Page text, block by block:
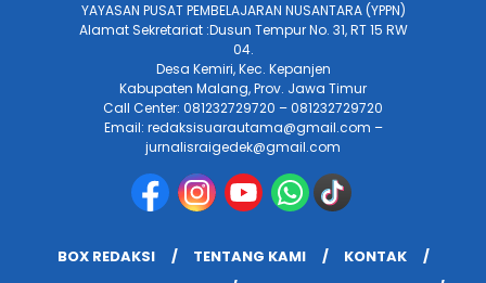
YAYASAN PUSAT PEMBELAJARAN NUSANTARA (YPPN)
Alamat Sekretariat :Dusun Tempur No. 31, RT 15 RW
04.
Desa Kemiri, Kec. Kepanjen
Kabupaten Malang, Prov. Jawa Timur
Call Center: 081232729720 – 081232729720
Email: redaksisuarautama@gmail.com –
jurnalisraigedek@gmail.com
BOX REDAKSI TENTANG KAMI
KONTAK